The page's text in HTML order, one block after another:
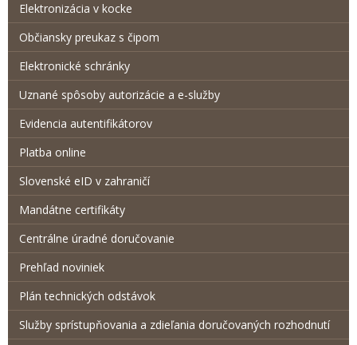
Elektronizácia v kocke
Občiansky preukaz s čipom
Elektronické schránky
Uznané spôsoby autorizácie a e-služby
Evidencia autentifikátorov
Platba online
Slovenské eID v zahraničí
Mandátne certifikáty
Centrálne úradné doručovanie
Prehľad noviniek
Plán technických odstávok
Služby sprístupňovania a zdieľania doručovaných rozhodnutí